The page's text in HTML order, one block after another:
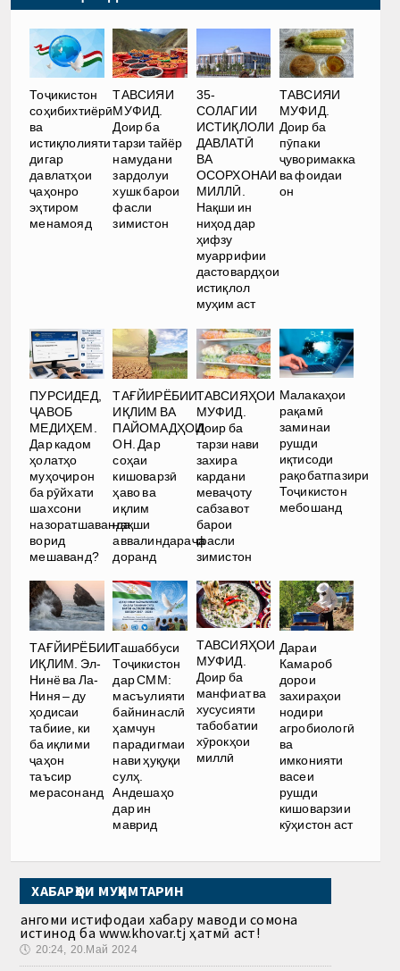
Тоҷикистон
соҳибихтиёрӣ
ва
истиқлолияти
дигар
давлатҳои
ҷаҳонро
эҳтиром
менамояд
ТАВСИЯИ
МУФИД.
Доир ба
тарзи тайёр
намудани
зардолуи
хушк барои
фасли
зимистон
35-
СОЛАГИИ
ИСТИҚЛОЛИ
ДАВЛАТӢ
ВА
ОСОРХОНАИ
МИЛЛӢ.
Нақши ин
ниҳод дар
ҳифзу
муаррифии
дастовардҳои
истиқлол
муҳим аст
ТАВСИЯИ
МУФИД.
Доир ба
пӯпаки
ҷуворимакка
ва фоидаи
он
ПУРСИДЕД,
ҶАВОБ
МЕДИҲЕМ.
Дар кадом
ҳолатҳо
муҳоҷирон
ба рӯйхати
шахсони
назоратшаванда
ворид
мешаванд?
ТАҒЙИРЁБИИ
ИҚЛИМ ВА
ПАЙОМАДҲОИ
ОН. Дар
соҳаи
кишоварзӣ
ҳаво ва
иқлим
нақши
аввалиндараҷа
доранд
ТАВСИЯҲОИ
МУФИД.
Доир ба
тарзи нави
захира
кардани
меваҷоту
сабзавот
барои
фасли
зимистон
Малакаҳои
рақамӣ
заминаи
рушди
иқтисоди
рақобатпазири
Тоҷикистон
мебошанд
ТАҒЙИРЁБИИ
ИҚЛИМ. Эл-
Нинё ва Ла-
Ниня – ду
ҳодисаи
табиие, ки
ба иқлими
ҷаҳон
таъсир
мерасонанд
Ташаббуси
Тоҷикистон
дар СММ:
масъулияти
байнинаслӣ
ҳамчун
парадигмаи
нави ҳуқуқи
сулҳ.
Андешаҳо
дар ин
маврид
ТАВСИЯҲОИ
МУФИД.
Доир ба
манфиат ва
хусусияти
табобатии
хӯрокҳои
миллӣ
Дараи
Камароб
дорои
захираҳои
нодири
агробиологӣ
ва
имконияти
васеи
рушди
кишоварзии
кӯҳистон аст
ХАБАРҲОИ МУҲИМТАРИН
Ҳангоми истифодаи хабару маводи сомона
истинод ба www.khovar.tj ҳатмӣ аст!
🕔 20:24, 20.Май 2024